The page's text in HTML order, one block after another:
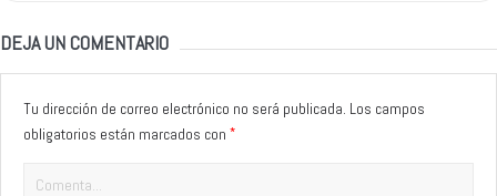
DEJA UN COMENTARIO
Tu dirección de correo electrónico no será publicada. Los campos
obligatorios están marcados con *